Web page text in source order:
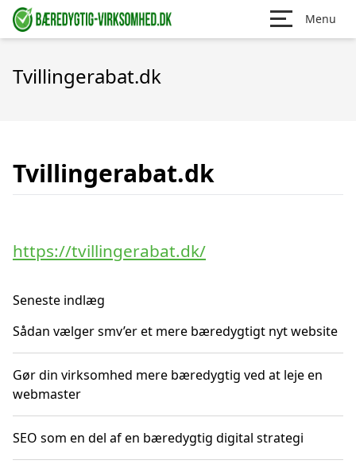
Menu
Tvillingerabat.dk
Tvillingerabat.dk
https://tvillingerabat.dk/
Seneste indlæg
Sådan vælger smv’er et mere bæredygtigt nyt website
Gør din virksomhed mere bæredygtig ved at leje en
webmaster
SEO som en del af en bæredygtig digital strategi